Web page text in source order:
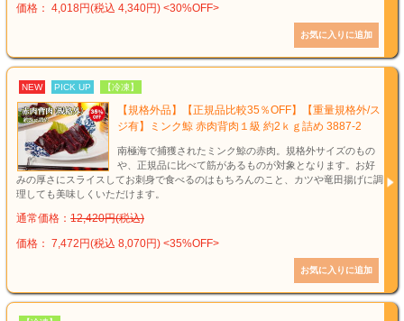
価格： 4,018円(税込 4,340円) <30%OFF>
NEW PICK UP 【冷凍】
【規格外品】【正規品比較35％OFF】【重量規格外/ス
ジ有】ミンク鯨 赤肉背肉１級 約2ｋｇ詰め 3887-2
南極海で捕獲されたミンク鯨の赤肉。規格外サイズのもの
や、正規品に比べて筋があるものが対象となります。お好
みの厚さにスライスしてお刺身で食べるのはもちろんのこと、カツや竜田揚げに調
理しても美味しくいただけます。
通常価格： 12,420円(税込)
価格： 7,472円(税込 8,070円) <35%OFF>